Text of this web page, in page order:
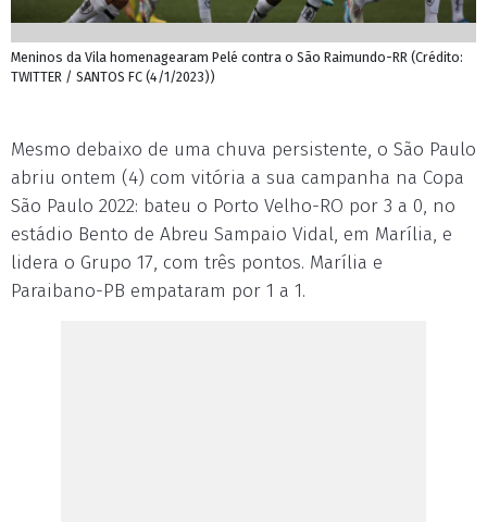
Meninos da Vila homenagearam Pelé contra o São Raimundo-RR (Crédito:
TWITTER / SANTOS FC (4/1/2023))
Mesmo debaixo de uma chuva persistente, o São Paulo
abriu ontem (4) com vitória a sua campanha na Copa
São Paulo 2022: bateu o Porto Velho-RO por 3 a 0, no
estádio Bento de Abreu Sampaio Vidal, em Marília, e
lidera o Grupo 17, com três pontos. Marília e
Paraibano-PB empataram por 1 a 1.